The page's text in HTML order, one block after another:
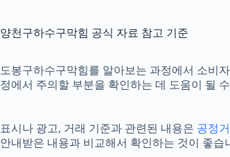
양천구하수구막힘 공식 자료 참고 기준
도봉구하수구막힘를 알아보는 과정에서 소비
정에서 주의할 부분을 확인하는 데 도움이 될
표시나 광고, 거래 기준과 관련된 내용은 공정
안내받은 내용과 비교해서 확인하는 것이 좋습